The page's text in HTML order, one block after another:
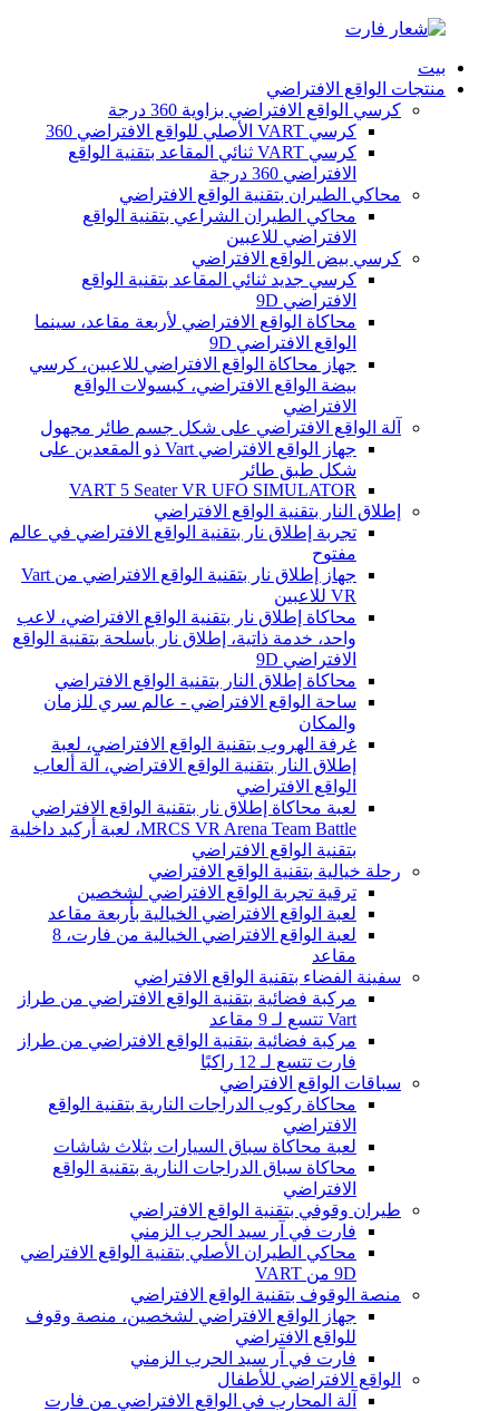
بيت
منتجات الواقع الافتراضي
كرسي الواقع الافتراضي بزاوية 360 درجة
كرسي VART الأصلي للواقع الافتراضي 360
كرسي VART ثنائي المقاعد بتقنية الواقع
الافتراضي 360 درجة
محاكي الطيران بتقنية الواقع الافتراضي
محاكي الطيران الشراعي بتقنية الواقع
الافتراضي للاعبين
كرسي بيض الواقع الافتراضي
كرسي جديد ثنائي المقاعد بتقنية الواقع
الافتراضي 9D
محاكاة الواقع الافتراضي لأربعة مقاعد، سينما
الواقع الافتراضي 9D
جهاز محاكاة الواقع الافتراضي للاعبين، كرسي
بيضة الواقع الافتراضي، كبسولات الواقع
الافتراضي
آلة الواقع الافتراضي على شكل جسم طائر مجهول
جهاز الواقع الافتراضي Vart ذو المقعدين على
شكل طبق طائر
VART 5 Seater VR UFO SIMULATOR
إطلاق النار بتقنية الواقع الافتراضي
تجربة إطلاق نار بتقنية الواقع الافتراضي في عالم
مفتوح
جهاز إطلاق نار بتقنية الواقع الافتراضي من Vart
VR للاعبين
محاكاة إطلاق نار بتقنية الواقع الافتراضي، لاعب
واحد، خدمة ذاتية، إطلاق نار بأسلحة بتقنية الواقع
الافتراضي 9D
محاكاة إطلاق النار بتقنية الواقع الافتراضي
ساحة الواقع الافتراضي - عالم سري للزمان
والمكان
غرفة الهروب بتقنية الواقع الافتراضي، لعبة
إطلاق النار بتقنية الواقع الافتراضي، آلة ألعاب
الواقع الافتراضي
لعبة محاكاة إطلاق نار بتقنية الواقع الافتراضي
MRCS VR Arena Team Battle، لعبة أركيد داخلية
بتقنية الواقع الافتراضي
رحلة خيالية بتقنية الواقع الافتراضي
ترقية تجربة الواقع الافتراضي لشخصين
لعبة الواقع الافتراضي الخيالية بأربعة مقاعد
لعبة الواقع الافتراضي الخيالية من فارت، 8
مقاعد
سفينة الفضاء بتقنية الواقع الافتراضي
مركبة فضائية بتقنية الواقع الافتراضي من طراز
Vart تتسع لـ 9 مقاعد
مركبة فضائية بتقنية الواقع الافتراضي من طراز
فارت تتسع لـ 12 راكبًا
سباقات الواقع الافتراضي
محاكاة ركوب الدراجات النارية بتقنية الواقع
الافتراضي
لعبة محاكاة سباق السيارات بثلاث شاشات
محاكاة سباق الدراجات النارية بتقنية الواقع
الافتراضي
طيران وقوفي بتقنية الواقع الافتراضي
فارت في آر سيد الحرب الزمني
محاكي الطيران الأصلي بتقنية الواقع الافتراضي
9D من VART
منصة الوقوف بتقنية الواقع الافتراضي
جهاز الواقع الافتراضي لشخصين، منصة وقوف
للواقع الافتراضي
فارت في آر سيد الحرب الزمني
الواقع الافتراضي للأطفال
آلة المحارب في الواقع الافتراضي من فارت